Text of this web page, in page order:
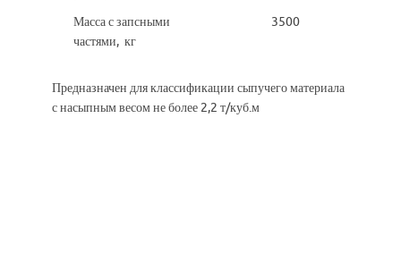
Масса с запсными
частями, кг
3500
Предназначен для классификации сыпучего материала
с насыпным весом не более 2,2 т/куб.м